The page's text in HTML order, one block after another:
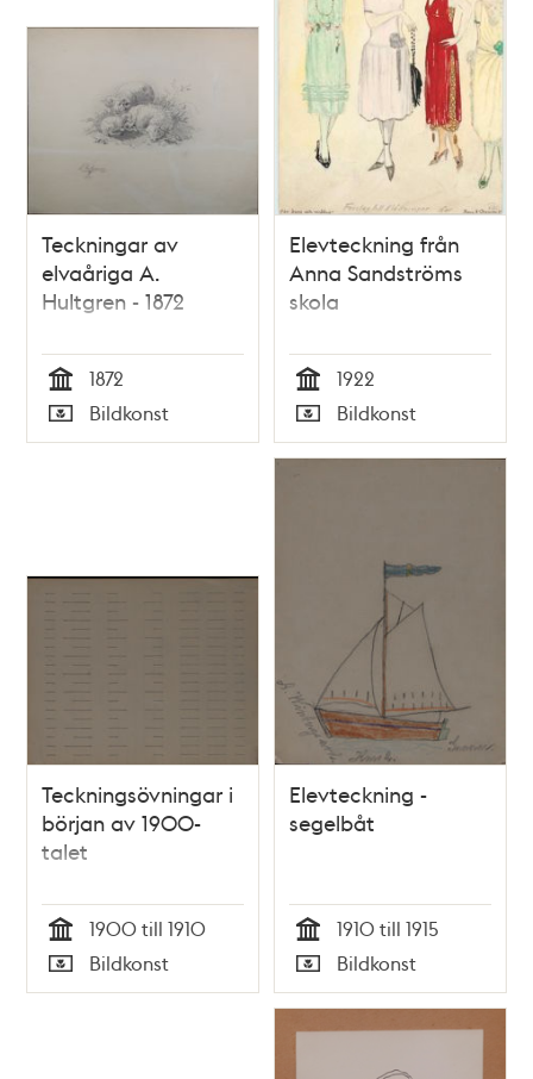
Teckningar av
elvaåriga A.
Hultgren - 1872
Tid
1872
Typ
Bildkonst
Elevteckning från
Anna Sandströms
skola
Tid
1922
Typ
Bildkonst
Teckningsövningar i
början av 1900-
talet
Tid
1900 till 1910
Typ
Bildkonst
Elevteckning -
segelbåt
Tid
1910 till 1915
Typ
Bildkonst